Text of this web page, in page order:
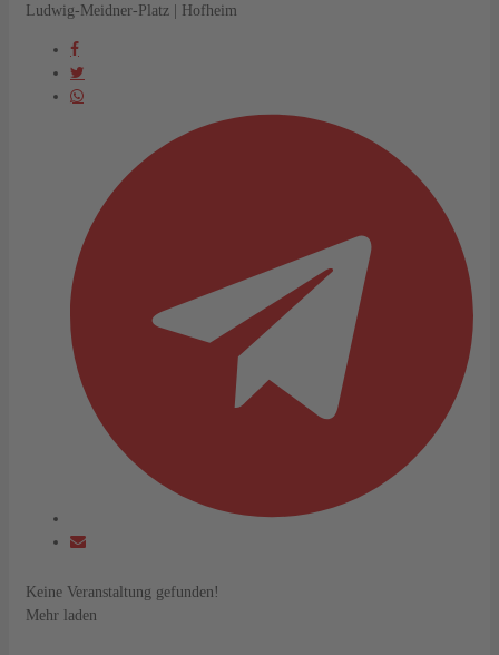
Ludwig-Meidner-Platz | Hofheim
Keine Veranstaltung gefunden!
Mehr laden